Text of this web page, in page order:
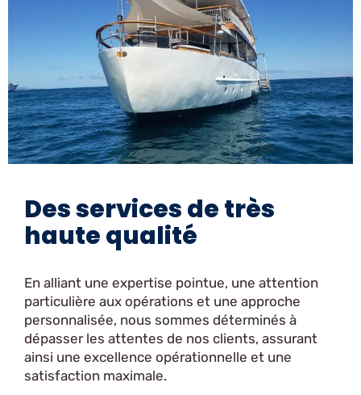
Des services de très
haute qualité
En alliant une expertise pointue, une attention
particulière aux opérations et une approche
personnalisée, nous sommes déterminés à
dépasser les attentes de nos clients, assurant
ainsi une excellence opérationnelle et une
satisfaction maximale.